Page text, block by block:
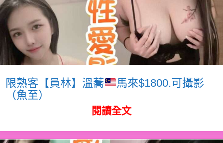
限熟客【員林】溫蕎
馬來$1800.可攝影
（魚至）
閱讀全文